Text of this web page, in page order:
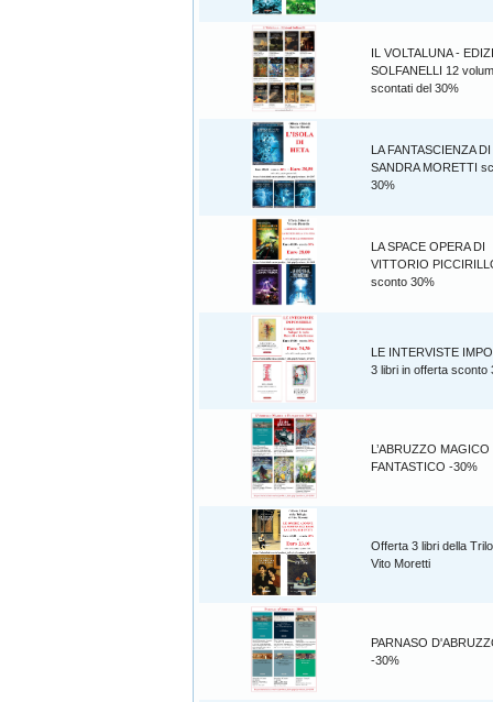
IL VOLTALUNA -
SOLFANELLI 12
scontati del 30%
LA FANTASCIENZA DI
SANDRA MORETTI
30%
LA SPACE OPERA DI
VITTORIO
sconto 30%
LE INTERVISTE
3 libri in offerta sconto
L’ABRUZZO MAGICO
FANTASTICO -30%
Offerta 3 libri della
Vito Moretti
PARNASO
-30%